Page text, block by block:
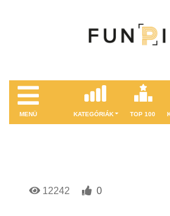
MENÜ KATEGÓRIÁK TOP 100
12242
0